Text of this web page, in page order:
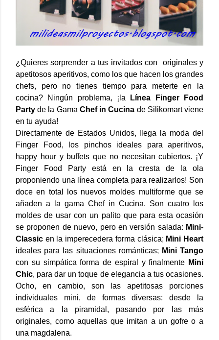
¿Quieres sorprender a tus invitados con originales y
apetitosos aperitivos, como los que hacen los grandes
chefs, pero no tienes tiempo para meterte en la
cocina? Ningún problema, ¡la
Línea Finger Food
Party de la Gama Chef in Cucina de Silikomart viene
en tu ayuda!
Directamente de Estados Unidos, llega la moda del
Finger Food, los pinchos ideales para aperitivos,
happy hour y buffets que no necesitan cubiertos. ¡Y
Finger Food Party está en la cresta de la ola
proponiendo una línea completa para realizarlos! Son
doce en total los nuevos moldes multiforme que se
añaden a la gama Chef in Cucina. Son cuatro los
moldes de usar con un palito que para esta ocasión
se proponen de nuevo, pero en versión salada: Mini-
Classic en la imperecedera forma clásica; Mini Heart
ideales para las situaciones románticas; Mini Tango
con su simpática forma de espiral y finalmente Mini
Chic, para dar un toque de elegancia a tus ocasiones.
Ocho, en cambio, son las apetitosas porciones
individuales mini, de formas diversas: desde la
esférica a la piramidal, pasando por las más
originales, como aquellas que imitan a un gofre o a
una magdalena.